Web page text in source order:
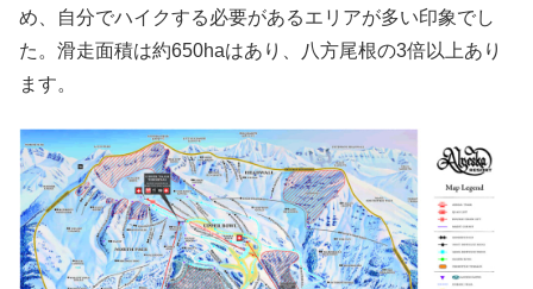
め、自分でハイクする必要があるエリアが多い印象でし
た。滑走面積は約650haはあり、八方尾根の3倍以上あり
ます。